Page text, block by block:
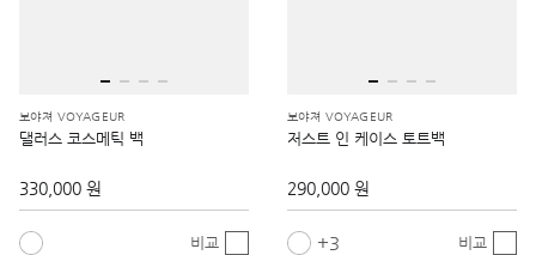
보야져 VOYAGEUR
댈러스 코스메틱 백
330,000 원
비교
보야져 VOYAGEUR
저스트 인 케이스 토트백
290,000 원
3 비교